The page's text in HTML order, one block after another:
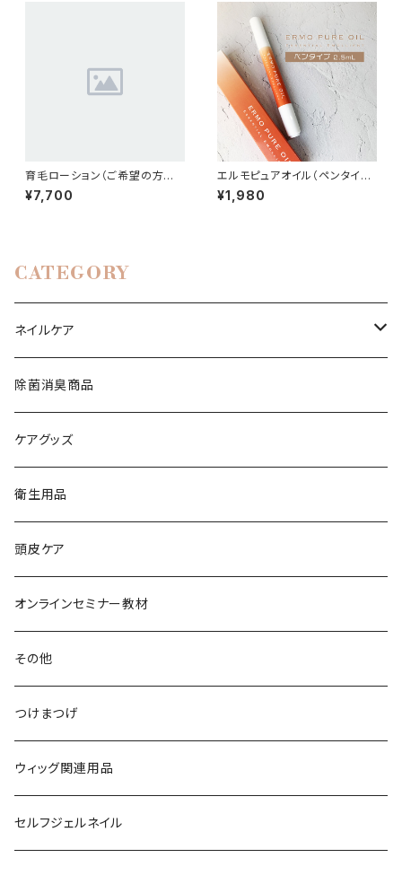
育毛ローション（ご希望の方はメ
ールでご連絡下さい）
¥7,700
エルモピュアオイル（ペンタイプ
2.5mL）キューティクルオイル
¥1,980
CATEGORY
ネイルケア
水性ネイルミユナナ
除菌消臭商品
ケアグッズ
衛生用品
頭皮ケア
オンラインセミナー教材
その他
つけまつげ
ウィッグ関連用品
セルフジェルネイル